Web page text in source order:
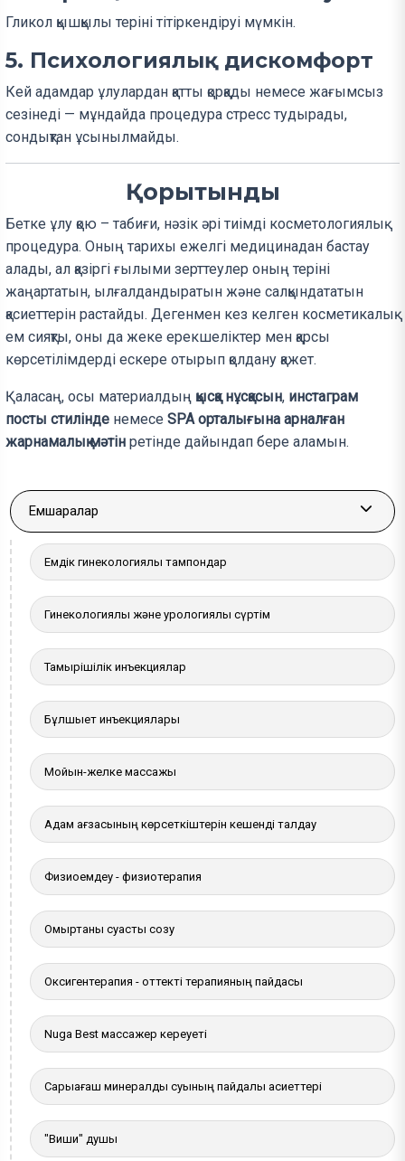
Гликол қышқылы теріні тітіркендіруі мүмкін.
5. Психологиялық дискомфорт
Кей адамдар ұлулардан қатты қорқады немесе жағымсыз
сезінеді — мұндайда процедура стресс тудырады,
сондықтан ұсынылмайды.
Қорытынды
Бетке ұлу қою – табиғи, нәзік әрі тиімді косметологиялық
процедура. Оның тарихы ежелгі медицинадан бастау
алады, ал қазіргі ғылыми зерттеулер оның теріні
жаңартатын, ылғалдандыратын және салқындататын
қасиеттерін растайды. Дегенмен кез келген косметикалық
ем сияқты, оны да жеке ерекшеліктер мен қарсы
көрсетілімдерді ескере отырып қолдану қажет.
Қаласаң, осы материалдың қысқа нұсқасын, инстаграм
посты стилінде немесеSPA орталығына арналған
жарнамалық мәтін ретінде дайындап бере аламын.
Емшаралар More
Емдік гинекологиялық тампондар
Гинекологиялық және урологиялық сүртім
Тамырішілік инъекциялар
Бұлшықет инъекциялары
Мойын-желке массажы
Адам ағзасының көрсеткіштерін кешенді талдау
Физиоемдеу - физиотерапия
Омыртқаны суасты созу
Оксигентерапия - оттекті терапияның пайдасы
Nuga Best массажер кереуеті
Сарыағаш минералды суының пайдалы қасиеттері
"Виши" душы